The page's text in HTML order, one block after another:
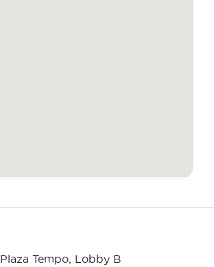
Plaza Tempo, Lobby B